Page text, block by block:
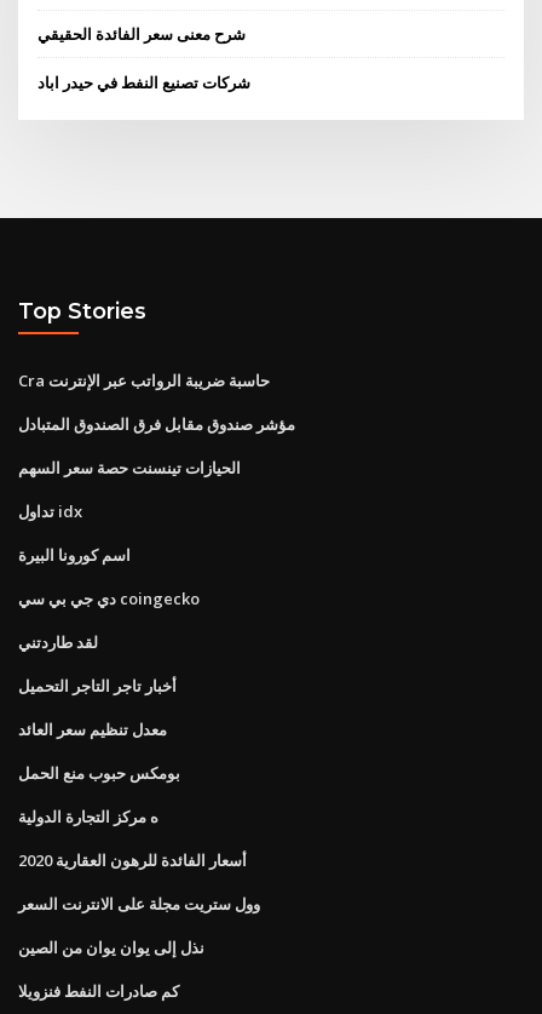
شرح معنى سعر الفائدة الحقيقي
شركات تصنيع النفط في حيدر اباد
Top Stories
Cra حاسبة ضريبة الرواتب عبر الإنترنت
مؤشر صندوق مقابل فرق الصندوق المتبادل
الحيازات تينسنت حصة سعر السهم
تداول idx
اسم كورونا البيرة
دي جي بي سي coingecko
لقد طاردتني
أخبار تاجر التاجر التحميل
معدل تنظيم سعر العائد
بومكس حبوب منع الحمل
ه مركز التجارة الدولية
أسعار الفائدة للرهون العقارية 2020
وول ستريت مجلة على الانترنت السعر
نذل إلى يوان يوان من الصين
كم صادرات النفط فنزويلا